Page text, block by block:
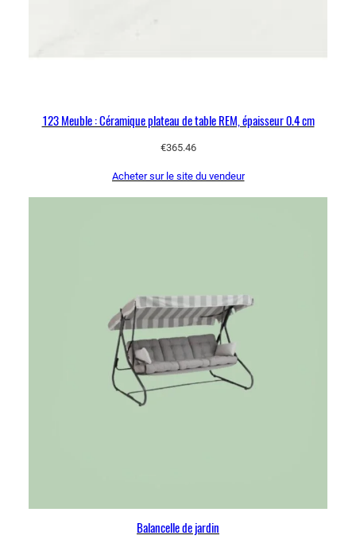
123 Meuble : Céramique plateau de table REM, épaisseur 0.4 cm
€365.46
Acheter sur le site du vendeur
Balancelle de jardin